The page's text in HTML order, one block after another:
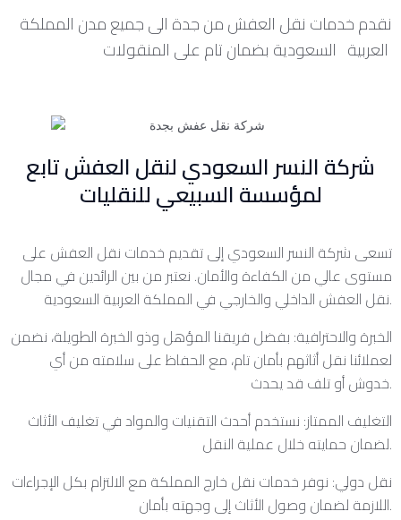
نقدم خدمات نقل العفش من جدة الى جميع مدن المملكة
شركة النسر السعودي لنقل العفش تابع
لمؤسسة السبيعي للنقليات
تسعى شركة النسر السعودي إلى تقديم خدمات نقل العفش على
مستوى عالي من الكفاءة والأمان. نعتبر من بين الرائدين في مجال
نقل العفش الداخلي والخارجي في المملكة العربية السعودية.
الخبرة والاحترافية: بفضل فريقنا المؤهل وذو الخبرة الطويلة، نضمن
لعملائنا نقل أثاثهم بأمان تام، مع الحفاظ على سلامته من أي
خدوش أو تلف قد يحدث.
التغليف الممتاز: نستخدم أحدث التقنيات والمواد في تغليف الأثاث
لضمان حمايته خلال عملية النقل.
نقل دولي: نوفر خدمات نقل خارج المملكة مع الالتزام بكل الإجراءات
اللازمة لضمان وصول الأثاث إلى وجهته بأمان.